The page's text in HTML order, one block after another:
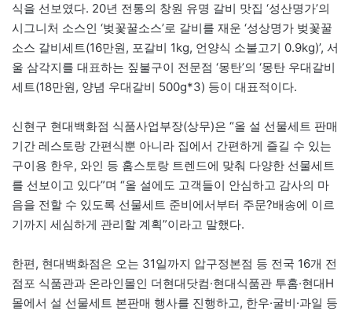
식을 선보였다. 20년 전통의 창원 유명 갈비 맛집 ‘성산명가’의
시그니처 소스인 ‘벚꽃꿀소스’로 갈비를 재운 ‘성상명가 벚꽃꿀
소스 갈비세트(16만원, 포갈비 1kg, 언양식 소불고기 0.9kg)’, 서
울 삼각지를 대표하는 짚불구이 전문점 ‘몽탄’의 ‘몽탄 우대갈비
세트(18만원, 양념 우대갈비 500g*3) 등이 대표적이다.
신현구 현대백화점 식품사업부장(상무)은 “올 설 선물세트 판매
기간 레스토랑 간편식뿐 아니라 집에서 간편하게 즐길 수 있는
구이용 한우, 와인 등 홈스토랑 트렌드에 맞춰 다양한 선물세트
를 선보이고 있다”며 “올 설에도 고객들이 안심하고 감사의 마
음을 전할 수 있도록 선물세트 준비에서부터 주문?배송에 이르
기까지 세심하게 관리할 계획”이라고 말했다.
한편, 현대백화점은 오는 31일까지 압구정본점 등 전국 16개 전
점포 식품관과 온라인몰인 더현대닷컴·현대식품관 투홈·현대H
몰에서 설 선물세트 본판매 행사를 진행하고, 한우·굴비·과일 등